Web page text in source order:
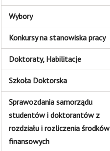
Wybory
Konkursy na stanowiska pracy
Doktoraty, Habilitacje
Szkoła Doktorska
Sprawozdania samorządu
studentów i doktorantów z
rozdziału i rozliczenia środków
finansowych